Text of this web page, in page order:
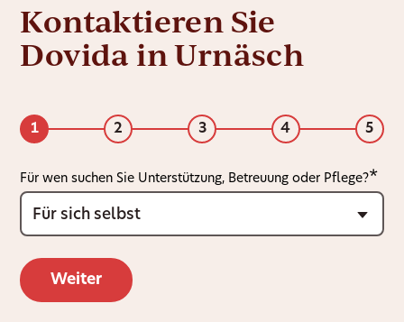
Kontaktieren Sie
Dovida in Urnäsch
1 2 3 4 5
Für wen suchen Sie Unterstützung, Betreuung oder Pflege?